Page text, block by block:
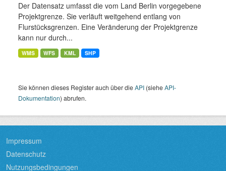
Der Datensatz umfasst die vom Land Berlin vorgegebene
Projektgrenze. Sie verläuft weitgehend entlang von
Flurstücksgrenzen. Eine Veränderung der Projektgrenze
kann nur durch...
WMS WFS KML SHP
Sie können dieses Register auch über dieAPI (sieheAPI-
Dokumentation) abrufen.
Impressum
Datenschutz
Nutzungsbedingungen